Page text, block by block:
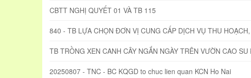
CBTT NGHỊ QUYẾT 01 VÀ TB 115
840 - TB LỰA CHỌN ĐƠN VỊ CUNG CẤP DỊCH VỤ THU
TB TRỒNG XEN CANH CÂY NGẮN NGÀY TRÊN VƯỜN CAO SU
20250807 - TNC - BC KQGD to chuc lien quan KCN Ho Nai